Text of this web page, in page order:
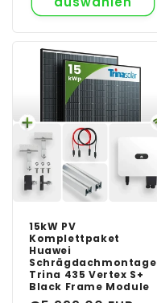
15kW PV
Komplettpaket
Huawei
Schrägdachmontage
Trina 435 Vertex S+
Black Frame Module